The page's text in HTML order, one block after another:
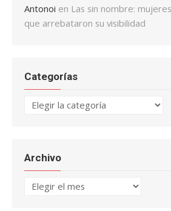
Antonoi en Las sin nombre:
que arrebataron su visibilidad
Categorías
Categorías
Archivo
Archivo